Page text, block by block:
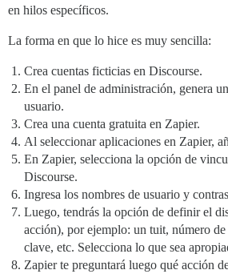
en hilos específicos.
La forma en que lo hice es muy sencilla:
Crea cuentas ficticias en Discourse.
En el panel de administración, genera
usuario.
Crea una cuenta gratuita en Zapier.
Al seleccionar aplicaciones en Zapier,
En Zapier, selecciona la opción de
Discourse.
Ingresa los nombres de usuario y
Luego, tendrás la opción de definir el
acción), por ejemplo: un tuit, número
clave, etc. Selecciona lo que sea
Zapier te preguntará luego qué acción